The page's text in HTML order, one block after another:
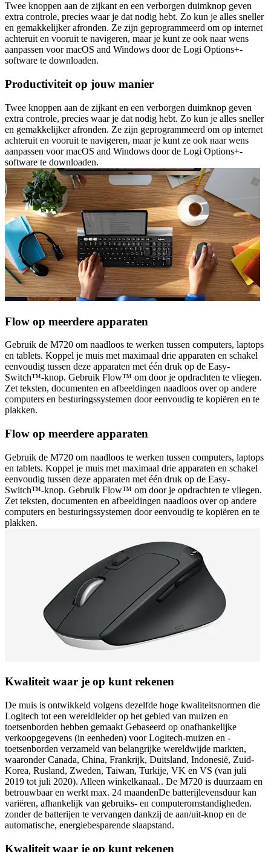
Twee knoppen aan de zijkant en een verborgen duimknop geven
extra controle, precies waar je dat nodig hebt. Zo kun je alles sneller
en gemakkelijker afronden. Ze zijn geprogrammeerd om op internet
achteruit en vooruit te navigeren, maar je kunt ze ook naar wens
aanpassen voor macOS and Windows door de Logi Options+-
software te downloaden.
Productiviteit op jouw manier
Twee knoppen aan de zijkant en een verborgen duimknop geven
extra controle, precies waar je dat nodig hebt. Zo kun je alles sneller
en gemakkelijker afronden. Ze zijn geprogrammeerd om op internet
achteruit en vooruit te navigeren, maar je kunt ze ook naar wens
aanpassen voor macOS and Windows door de Logi Options+-
software te downloaden.
Flow op meerdere apparaten
Gebruik de M720 om naadloos te werken tussen computers, laptops
en tablets. Koppel je muis met maximaal drie apparaten en schakel
eenvoudig tussen deze apparaten met één druk op de Easy-
Switch™-knop. Gebruik Flow™ om door je opdrachten te vliegen.
Zet teksten, documenten en afbeeldingen naadloos over op andere
computers en besturingssystemen door eenvoudig te kopiëren en te
plakken.
Flow op meerdere apparaten
Gebruik de M720 om naadloos te werken tussen computers, laptops
en tablets. Koppel je muis met maximaal drie apparaten en schakel
eenvoudig tussen deze apparaten met één druk op de Easy-
Switch™-knop. Gebruik Flow™ om door je opdrachten te vliegen.
Zet teksten, documenten en afbeeldingen naadloos over op andere
computers en besturingssystemen door eenvoudig te kopiëren en te
plakken.
Kwaliteit waar je op kunt rekenen
De muis is ontwikkeld volgens dezelfde hoge kwaliteitsnormen die
Logitech tot een wereldleider op het gebied van muizen en
toetsenborden hebben gemaakt Gebaseerd op onafhankelijke
verkoopgegevens (in eenheden) voor Logitech-muizen en -
toetsenborden verzameld van belangrijke wereldwijde markten,
waaronder Canada, China, Frankrijk, Duitsland, Indonesië, Zuid-
Korea, Rusland, Zweden, Taiwan, Turkije, VK en VS (van juli
2019 tot juli 2020). Alleen winkelkanaal.. De M720 is duurzaam en
betrouwbaar en werkt max. 24 maandenDe batterijlevensduur kan
variëren, afhankelijk van gebruiks- en computeromstandigheden.
zonder de batterijen te vervangen dankzij de aan/uit-knop en de
automatische, energiebesparende slaapstand.
Kwaliteit waar je op kunt rekenen